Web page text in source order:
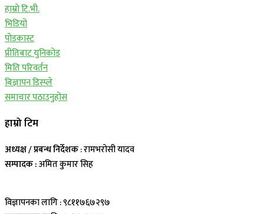
हाम्रो टि.भी.
भिडियो
पोडकास्ट
प्रीतिबाट युनिकोड
मिति परिवर्तन
बिज्ञापन डिस्प्ले
समाचार पठाउनुहोस
हाम्रो टिम
अध्यक्ष / प्रबन्ध निर्देशक: रामभरोसी यादव
सम्पादक :अमित कुमार सिह
विज्ञापनका लागि : ९८११७६७२९७